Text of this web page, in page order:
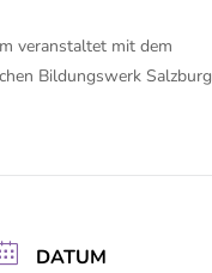
veranstaltet mit dem
Bildungswerk Salzburg
DATUM